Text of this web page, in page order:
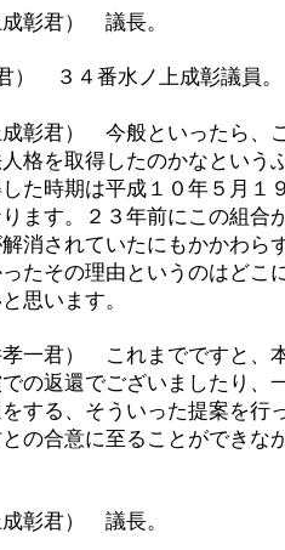
彰君） 議長。
） ３４番水ノ上成彰議員。
彰君） 今般といったら、
格を取得したのかなという
た時期は平成１０年５月１
ます。２３年前にこの組合
消されていたにもかかわら
たその理由というのはどこ
思います。
一君） これまでですと、
の返還でございましたり、
する、そういった提案を行
の合意に至ることができな
彰君） 議長。